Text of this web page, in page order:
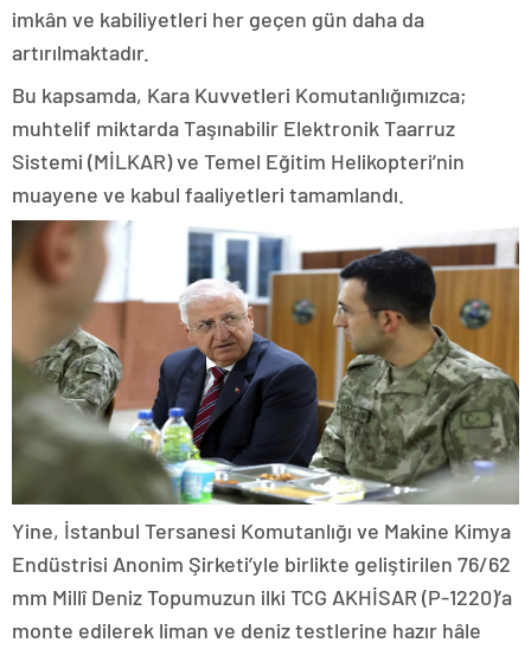
imkân ve kabiliyetleri her geçen gün daha da
artırılmaktadır.
Bu kapsamda, Kara Kuvvetleri Komutanlığımızca;
muhtelif miktarda Taşınabilir Elektronik Taarruz
Sistemi (MİLKAR) ve Temel Eğitim Helikopteri’nin
muayene ve kabul faaliyetleri tamamlandı.
Yine, İstanbul Tersanesi Komutanlığı ve Makine Kimya
Endüstrisi Anonim Şirketi’yle birlikte geliştirilen 76/62
mm Millî Deniz Topumuzun ilki TCG AKHİSAR (P-1220)’a
monte edilerek liman ve deniz testlerine hazır hâle